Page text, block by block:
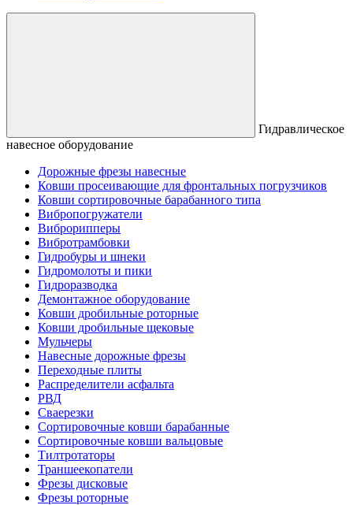
Гидравлическое
навесное оборудование
Дорожные фрезы навесные
Ковши просеивающие для фронтальных погрузчиков
Ковши сортировочные барабанного типа
Вибропогружатели
Виброрипперы
Вибротрамбовки
Гидробуры и шнеки
Гидромолоты и пики
Гидроразводка
Демонтажное оборудование
Ковши дробильные роторные
Ковши дробильные щековые
Мульчеры
Навесные дорожные фрезы
Переходные плиты
Распределители асфальта
РВД
Сваерезки
Сортировочные ковши барабанные
Сортировочные ковши вальцовые
Тилтротаторы
Траншеекопатели
Фрезы дисковые
Фрезы роторные